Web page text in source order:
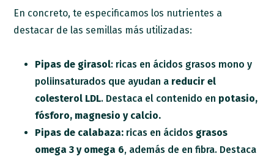
En concreto, te especificamos los nutrientes a
destacar de las semillas más utilizadas:
Pipas de girasol: ricas en ácidos grasos mono y
poliinsaturados que ayudan a reducir el
colesterol LDL. Destaca el contenido en potasio,
fósforo, magnesio y calcio.
Pipas de calabaza: ricas en ácidos grasos
omega 3 y omega 6, además de en fibra. Destaca